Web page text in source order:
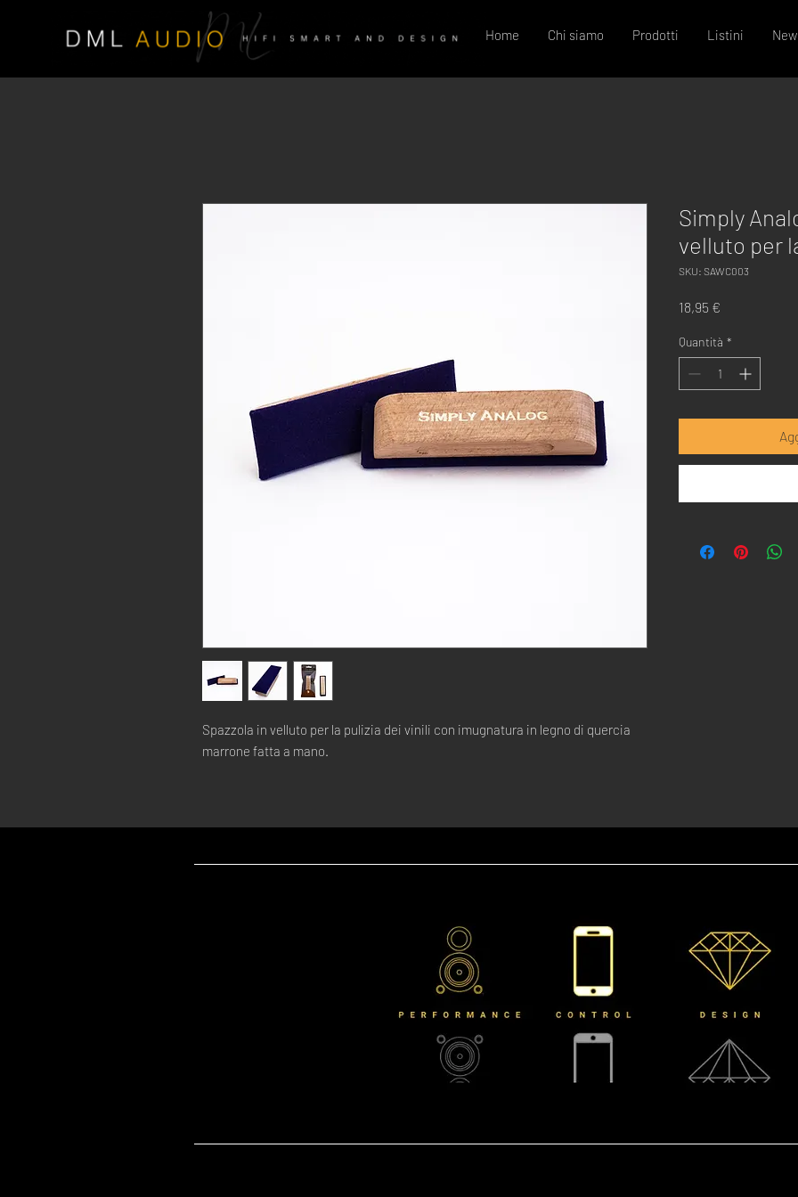
Home Chi siamo Prodotti Listini
Spazzola in velluto per la pulizia dei vinili con imugnatura in legno di quercia
marrone fatta a mano.
Simply
velluto per
SKU: SAWC003
18,95 €
Quantità *